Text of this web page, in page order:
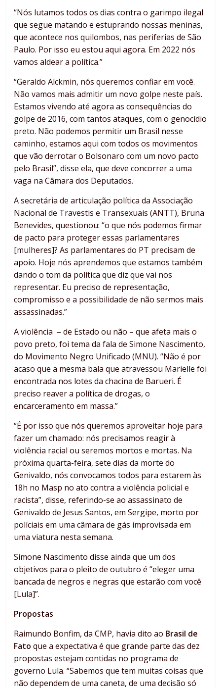
“Nós lutamos todos os dias contra o garimpo ilegal
que segue matando e estuprando nossas meninas,
que acontece nos quilombos, nas periferias de São
Paulo. Por isso eu estou aqui agora. Em 2022 nós
vamos aldear a política.”
“Geraldo Alckmin, nós queremos confiar em você.
Não vamos mais admitir um novo golpe neste país.
Estamos vivendo até agora as consequências do
golpe de 2016, com tantos ataques, com o genocídio
preto. Não podemos permitir um Brasil nesse
caminho, estamos aqui com todos os movimentos
que vão derrotar o Bolsonaro com um novo pacto
pelo Brasil”, disse ela, que deve concorrer a uma
vaga na Câmara dos Deputados.
A secretária de articulação política da Associação
Nacional de Travestis e Transexuais (ANTT), Bruna
Benevides, questionou: “o que nós podemos firmar
de pacto para proteger essas parlamentares
[mulheres]? As parlamentares do PT precisam de
apoio. Hoje nós aprendemos que estamos também
dando o tom da política que diz que vai nos
representar. Eu preciso de representação,
compromisso e a possibilidade de não sermos mais
assassinadas.”
A violência – de Estado ou não – que afeta mais o
povo preto, foi tema da fala de Simone Nascimento,
do Movimento Negro Unificado (MNU). “Não é por
acaso que a mesma bala que atravessou Marielle foi
encontrada nos lotes da chacina de Barueri. É
preciso reaver a política de drogas, o
encarceramento em massa.”
“É por isso que nós queremos aproveitar hoje para
fazer um chamado: nós precisamos reagir à
violência racial ou seremos mortos e mortas. Na
próxima quarta-feira, sete dias da morte do
Genivaldo, nós convocamos todos para estarem às
18h no Masp no ato contra a violência policial e
racista”, disse, referindo-se ao assassinato de
Genivaldo de Jesus Santos, em Sergipe, morto por
políciais em uma câmara de gás improvisada em
uma viatura nesta semana.
Simone Nascimento disse ainda que um dos
objetivos para o pleito de outubro é “eleger uma
bancada de negros e negras que estarão com você
[Lula]”.
Propostas
Raimundo Bonfim, da CMP, havia dito ao Brasil de
Fato que a expectativa é que grande parte das dez
propostas estejam contidas no programa de
governo Lula. “Sabemos que tem muitas coisas que
não dependem de uma caneta, de uma decisão só